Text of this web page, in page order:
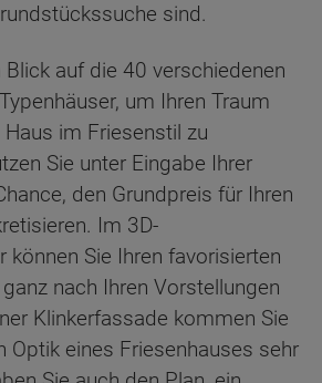
sind.
Blick auf die 40 verschiedenen
um Ihren Traum
im Friesenstil zu
Sie unter Eingabe Ihrer
den Grundpreis für Ihren
Im 3D-
können Sie Ihren favorisierten
nach Ihren Vorstellungen
Klinkerfassade kommen Sie
Optik eines Friesenhauses sehr